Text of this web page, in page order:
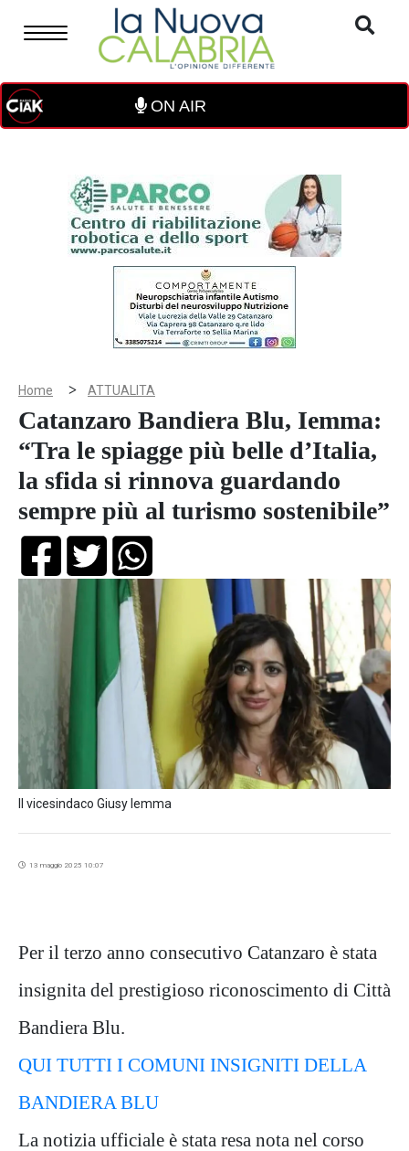
ON AIR
Home > ATTUALITA
Catanzaro Bandiera Blu, Iemma:
“Tra le spiagge più belle d’Italia,
la sfida si rinnova guardando
sempre più al turismo sostenibile”
Il vicesindaco Giusy Iemma
13 maggio 2025 10:07
Per il terzo anno consecutivo Catanzaro è stata
insignita del prestigioso riconoscimento di Città
Bandiera Blu.
QUI TUTTI I COMUNI INSIGNITI DELLA
BANDIERA BLU
La notizia ufficiale è stata resa nota nel corso